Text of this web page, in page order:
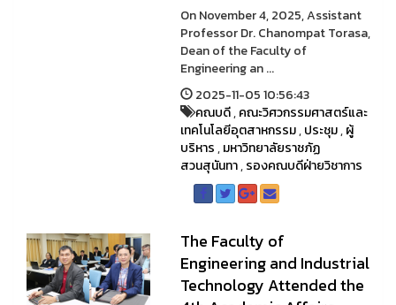
On November 4, 2025, Assistant
Professor Dr. Chanompat Torasa,
Dean of the Faculty of
Engineering an ...
2025-11-05 10:56:43
คณบดี,คณะวิศวกรรมศาสตร์และ
เทคโนโลยีอุตสาหกรรม,ประชุม,ผู้
บริหาร,มหาวิทยาลัยราชภัฏ
สวนสุนันทา,รองคณบดีฝ่ายวิชาการ
The Faculty of
Engineering and Industrial
Technology Attended the